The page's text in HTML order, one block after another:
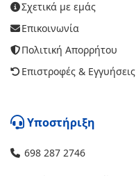
Σχετικά με εμάς
Επικοινωνία
Πολιτική Απορρήτου
Επιστροφές & Εγγυήσεις
Υποστήριξη
698 287 2746